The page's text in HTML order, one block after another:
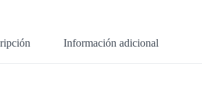
Información adicional